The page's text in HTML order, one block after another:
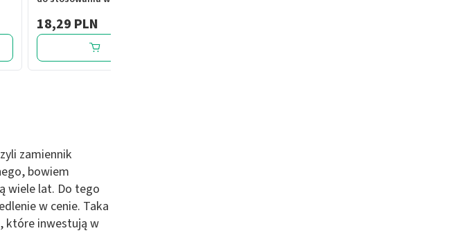
18,29 PLN
zamiennik
bowiem
wiele lat. Do tego
w cenie. Taka
które inwestują w